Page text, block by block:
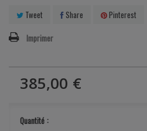
Tweet
Share
Pinterest
Imprimer
385,00 €
Quantité :